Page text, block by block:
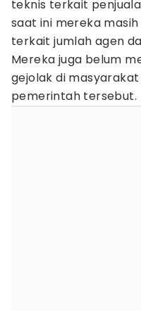
teknis terkait
saat ini mereka
terkait jumlah agen
Mereka juga belum
gejolak di
pemerintah tersebut.